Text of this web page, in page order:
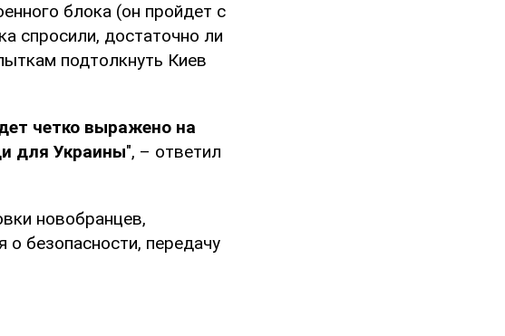
блока (он пройдет с
спросили, достаточно ли
подтолкнуть Киев
четко выражено на
для Украины", – ответил
новобранцев,
о безопасности, передачу